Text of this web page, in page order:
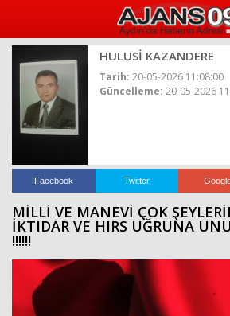
HULUSİ KAZANDERE
Tarih: 20-05-2026 11:08:00
Güncelleme: 20-05-2026
Facebook Twitter
MİLLİ VE MANEVİ ÇOK
İKTIDAR VE HIRS UĞRUNA
!!!!!!